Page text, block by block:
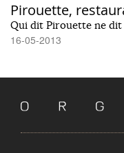
Pirouette,
Qui dit Pirouette ne
16-05-2013